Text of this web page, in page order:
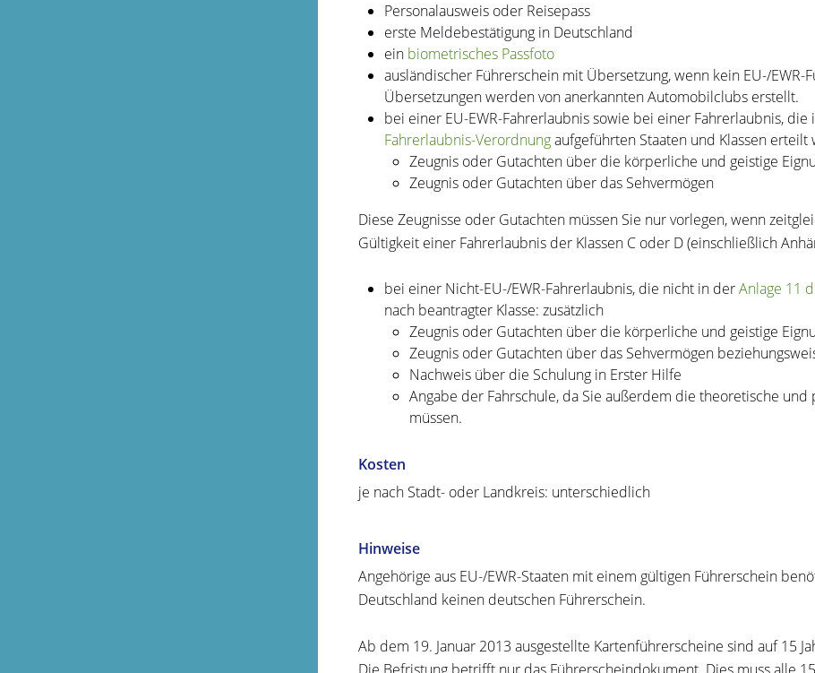
Personalausweis oder Reisepass
erste Meldebestätigung in Deutschland
ein biometrisches Passfoto
ausländischer Führerschein mit Übersetzung, wenn kein EU-/EWR-
Übersetzungen werden von anerkannten Automobilclubs erstellt.
bei einer EU-EWR-Fahrerlaubnis sowie bei einer Fahrerlaubnis,
Fahrerlaubnis-Verordnungaufgeführten Staaten und Klassen erteilt
Zeugnis oder Gutachten über die körperliche und geistige
Zeugnis oder Gutachten über das Sehvermögen
Diese Zeugnisse oder Gutachten müssen Sie nur vorlegen, wenn
Gültigkeit einer Fahrerlaubnis der Klassen C oder D (einschließlich
bei einer Nicht-EU-/EWR-Fahrerlaubnis, die nicht in derAnlage 11
nach beantragter Klasse: zusätzlich
Zeugnis oder Gutachten über die körperliche und geistige
Zeugnis oder Gutachten über das Sehvermögen
Nachweis über die Schulung in Erster Hilfe
Angabe der Fahrschule, da Sie außerdem die theoretische
müssen.
Kosten
je nach Stadt- oder Landkreis: unterschiedlich
Hinweise
Angehörige aus EU-/EWR-Staaten mit einem gültigen Führerschein
Deutschland keinen deutschen Führerschein.
Ab dem 19. Januar 2013 ausgestellte Kartenführerscheine sind auf 15